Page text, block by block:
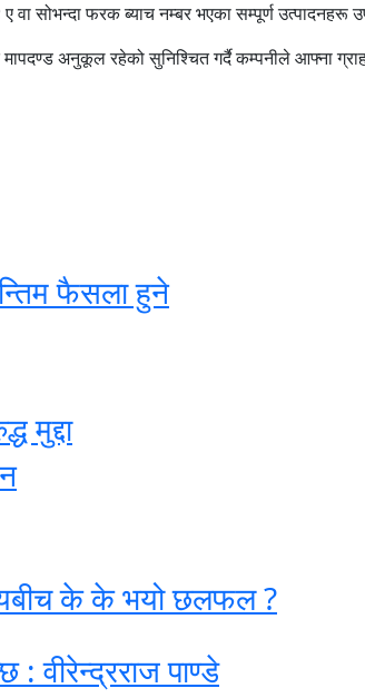
ए वा सोभन्दा फरक ब्याच नम्बर भएका सम्पूर्ण
अनुकूल रहेको सुनिश्चित गर्दै कम्पनीले आफ्ना
फैसला हुने
मुद्दा
के के भयो छलफल ?
: वीरेन्द्रराज पाण्डे